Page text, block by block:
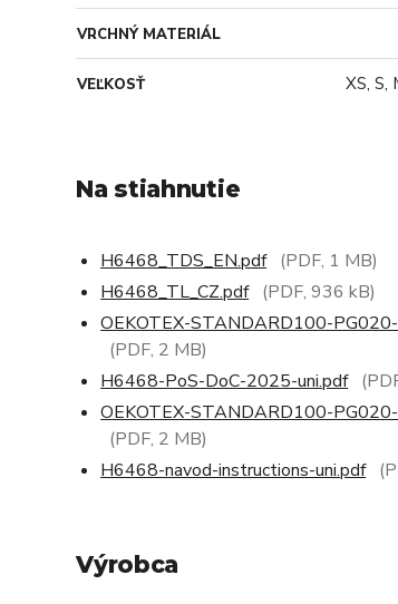
VRCHNÝ MATERIÁL
VEĽKOSŤ XS, S,
Na stiahnutie
H6468_TDS_EN.pdf (PDF, 1 MB)
H6468_TL_CZ.pdf (PDF, 936 kB)
OEKOTEX-STANDARD100-
(PDF, 2 MB)
H6468-PoS-DoC-2025-uni.pdf
OEKOTEX-STANDARD100-
(PDF, 2 MB)
H6468-navod-instructions-uni.pdf
Výrobca